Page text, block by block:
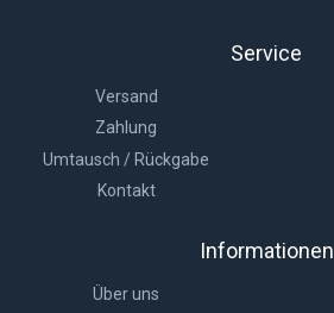
Service
Versand
Zahlung
Umtausch / Rückgabe
Kontakt
Informationen
Über uns